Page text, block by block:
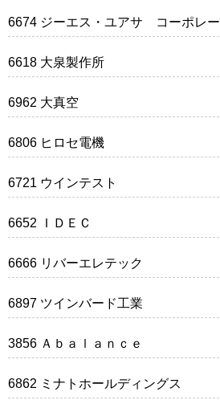
6674 ジーエス・ユアサ コーポレ
6618 大泉製作所
6962 大真空
6806 ヒロセ電機
6721 ウインテスト
6652 ＩＤＥＣ
6666 リバーエレテック
6897 ツインバード工業
3856 Ａｂａｌａｎｃｅ
6862 ミナトホールディングス